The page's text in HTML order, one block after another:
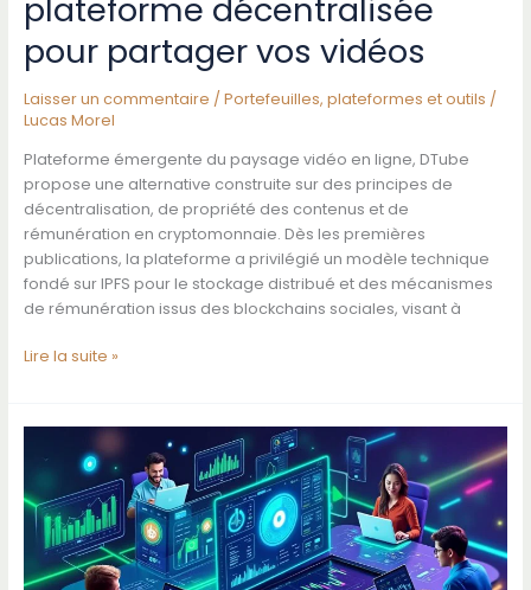
plateforme décentralisée
pour partager vos vidéos
Laisser un commentaire / Portefeuilles, plateformes et outils /
Lucas Morel
Plateforme émergente du paysage vidéo en ligne, DTube
propose une alternative construite sur des principes de
décentralisation, de propriété des contenus et de
rémunération en cryptomonnaie. Dès les premières
publications, la plateforme a privilégié un modèle technique
fondé sur IPFS pour le stockage distribué et des mécanismes
de rémunération issus des blockchains sociales, visant à
Découvrir
la
plateforme
décentralisée
pour
partager
vos
vidéos
Lire la suite »